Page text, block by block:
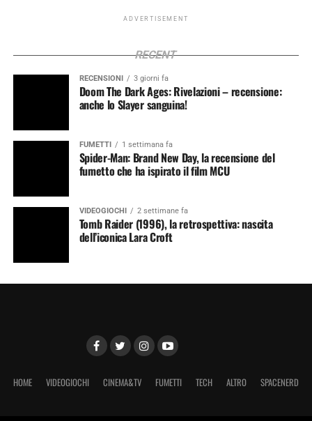
ADVERTISEMENT
RECENT
RECENSIONI 3 giorni fa
Doom The Dark Ages: Rivelazioni – recensione:
anche lo Slayer sanguina!
FUMETTI 1 settimana fa
Spider-Man: Brand New Day, la recensione del
fumetto che ha ispirato il film MCU
VIDEOGIOCHI 2 settimane fa
Tomb Raider (1996), la retrospettiva: nascita
dell’iconica Lara Croft
HOME VIDEOGIOCHI CINEMA&TV FUMETTI TECH ALTRO SPACENERD